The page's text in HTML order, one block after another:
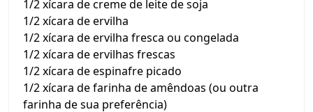
1/2 xícara de creme de leite de soja
1/2 xícara de ervilha
1/2 xícara de ervilha fresca ou congelada
1/2 xícara de ervilhas frescas
1/2 xícara de espinafre picado
1/2 xícara de farinha de amêndoas (ou outra
farinha de sua preferência)